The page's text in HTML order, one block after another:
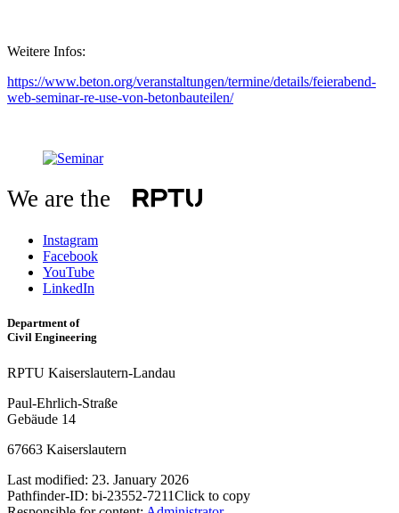
Weitere Infos:
https://www.beton.org/veranstaltungen/termine/details/feierabend-
web-seminar-re-use-von-betonbauteilen/
We are the
Instagram
Facebook
YouTube
LinkedIn
Department of
Civil Engineering
RPTU Kaiserslautern-Landau
Paul-Ehrlich-Straße
Gebäude 14
67663 Kaiserslautern
Last modified: 23. January 2026
Pathfinder-ID: bi-23552-7211Click to copy